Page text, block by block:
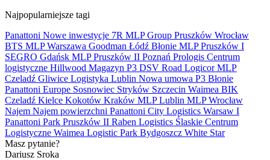
Najpopularniejsze tagi
Panattoni Nowe inwestycje 7R MLP Group Pruszków Wrocław
BTS MLPWarszawa Goodman Łódź Błonie MLP Pruszków I
SEGRO Gdańsk MLP Pruszków II Poznań Prologis Centrum
logistyczne Hillwood Magazyn P3 DSV Road LogicorMLP
Czeladź Gliwice Logistyka Lublin Nowa umowa P3 Błonie
Panattoni Europe Sosnowiec Stryków Szczecin Waimea BIK
Czeladź Kielce Kokotów Kraków MLP Lublin MLP Wrocław
Najem Najem powierzchni Panattoni City Logistics Warsaw I
Panattoni Park Pruszków II Raben Logistics Ślaskie Centrum
Logistyczne Waimea Logistic Park Bydgoszcz White Star
Masz pytanie?
Dariusz Sroka